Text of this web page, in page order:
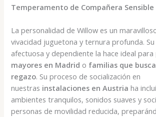
Temperamento de Compañera Sensible
La personalidad de Willow es un
vivacidad juguetona y ternura profunda.
afectuosa y dependiente la hace ideal para
mayores en Madrid o familias que
regazo. Su proceso de socialización en
nuestras instalaciones en Austria ha
ambientes tranquilos, sonidos suaves y
personas de movilidad reducida,